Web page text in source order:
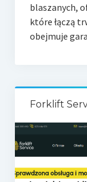
blaszanych,
które łączą
obejmuje
Forklift